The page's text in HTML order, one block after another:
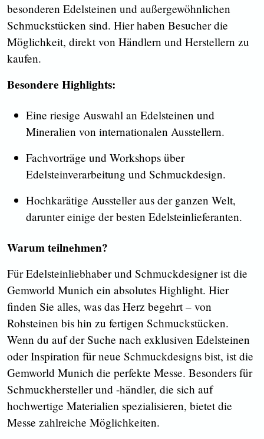
besonderen Edelsteinen und außergewöhnlichen
Schmuckstücken sind. Hier haben Besucher die
Möglichkeit, direkt von Händlern und Herstellern zu
kaufen.
Besondere Highlights:
Eine riesige Auswahl an Edelsteinen und
Mineralien von internationalen Ausstellern.
Fachvorträge und Workshops über
Edelsteinverarbeitung und Schmuckdesign.
Hochkarätige Aussteller aus der ganzen Welt,
darunter einige der besten Edelsteinlieferanten.
Warum teilnehmen?
Für Edelsteinliebhaber und Schmuckdesigner ist die
Gemworld Munich ein absolutes Highlight. Hier
finden Sie alles, was das Herz begehrt – von
Rohsteinen bis hin zu fertigen Schmuckstücken.
Wenn du auf der Suche nach exklusiven Edelsteinen
oder Inspiration für neue Schmuckdesigns bist, ist die
Gemworld Munich die perfekte Messe. Besonders für
Schmuckhersteller und -händler, die sich auf
hochwertige Materialien spezialisieren, bietet die
Messe zahlreiche Möglichkeiten.